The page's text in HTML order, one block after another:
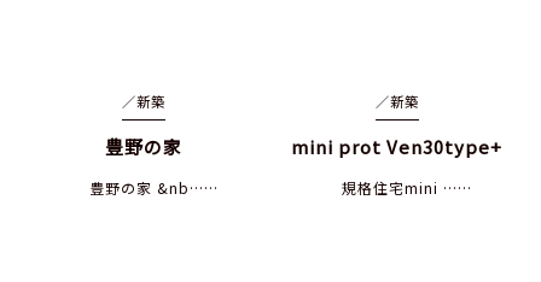
／新築
豊野の家
豊野の家 &nb……
／新築
mini prot Ven30type+
規格住宅mini ……